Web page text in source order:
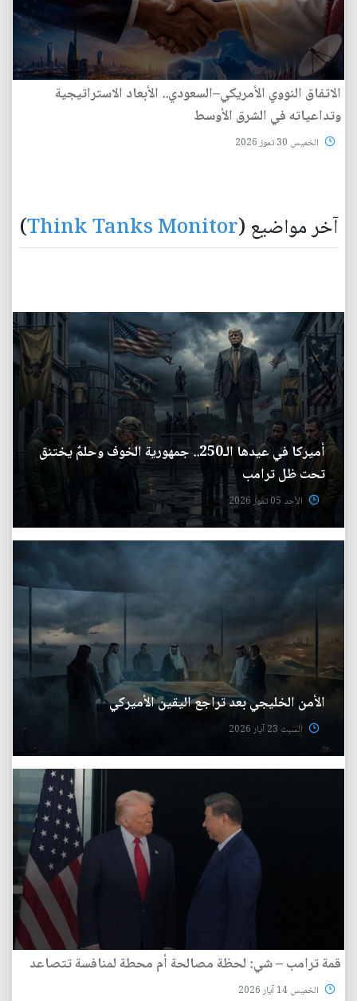
الاتفاق النووي الأمريكي–السعودي.. الأبعاد الاستراتيجية
وتداعياته في الشرق الأوسط
الخميس 30 تموز 2026
آخر مواضيع (Think Tanks Monitor
)
أميركا في عيدها الـ250.. جمهورية الخوف وحلمٌ يختنق
تحت ظل ترامب
الأحد 05 تموز 2026
الأمن الخليجي بعد تراجع اليقين الأميركي
السبت 23 آيار 2026
قمة ترامب – شي: لحظة مصالحة أم محطة لمنافسة تتصاعد
الخميس 14 آيار 2026